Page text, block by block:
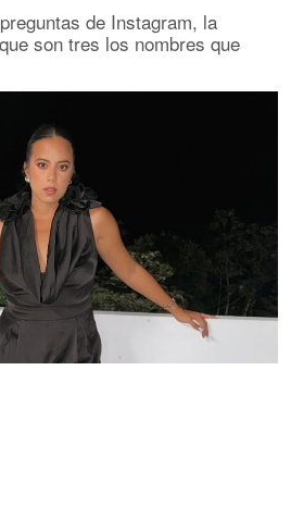
de Instagram, la
son tres los nombres que